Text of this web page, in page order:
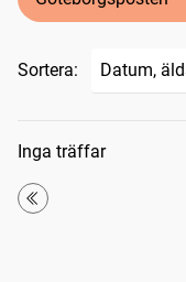
Sortera:
Inga träffar
Första